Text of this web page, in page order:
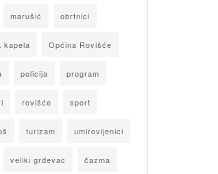
marušić obrtnici
kapela Općina Rovišće
policija program
rovišće sport
turizam umirovljenici
veliki grđevac čazma